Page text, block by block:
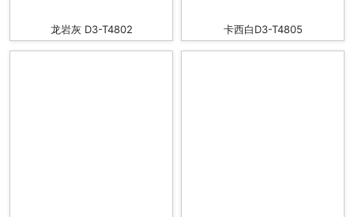
龙岩灰 D3-T4802 卡西白D3-T4805